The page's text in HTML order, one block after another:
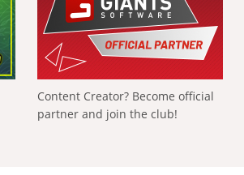
Content Creator? Become official
partner and join the club!